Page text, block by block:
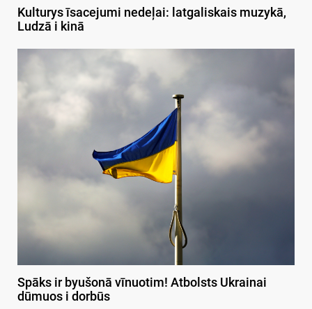
Kulturys īsacejumi nedeļai: latgaliskais muzykā,
Ludzā i kinā
Spāks ir byušonā vīnuotim! Atbolsts Ukrainai
dūmuos i dorbūs